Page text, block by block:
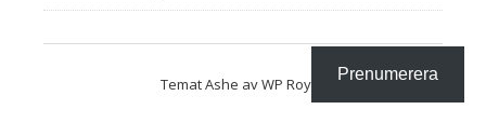
Temat Ashe avWP Royal Prenumerera